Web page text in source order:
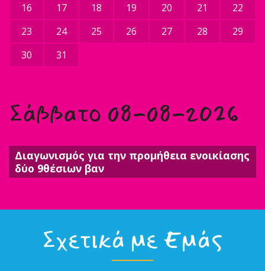
16
17 18 19 20 21
22
23
24 25 26 27 28
29
30
31
Σάββατο 08-08-2026
Διαγωνισμός για την προμήθεια ενοικίασης
δύο 9θέσιων βαν
Σχετικά με Εμάς